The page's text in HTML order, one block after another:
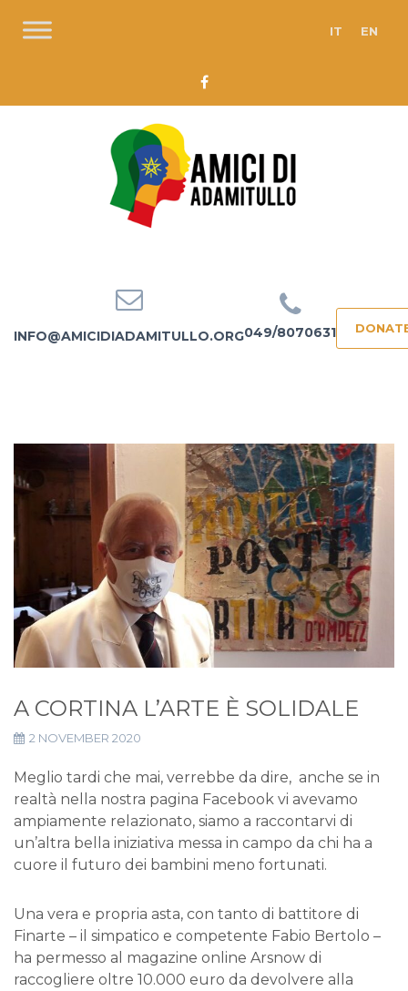
IT EN
INFO@AMICIDIADAMITULLO.ORG049/8070631
A CORTINA L’ARTE È SOLIDALE
2 NOVEMBER 2020
Meglio tardi che mai, verrebbe da dire, anche se in
realtà nella nostra pagina Facebook vi avevamo
ampiamente relazionato, siamo a raccontarvi di
un’altra bella iniziativa messa in campo da chi ha a
cuore il futuro dei bambini meno fortunati.
Una vera e propria asta, con tanto di battitore di
Finarte – il simpatico e competente Fabio Bertolo –
ha permesso al magazine online Arsnow di
raccogliere oltre 10.000 euro da devolvere alla